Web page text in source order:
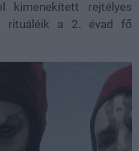
kimenekített rejtélyes
rituáléik a 2. évad fő